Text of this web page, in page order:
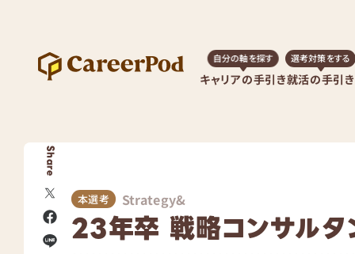
キャリアの手引き
自分の軸を探す
就活の手引き
選考対策をする
Share
本選考 Strategy&
23年卒 戦略コンサルタ